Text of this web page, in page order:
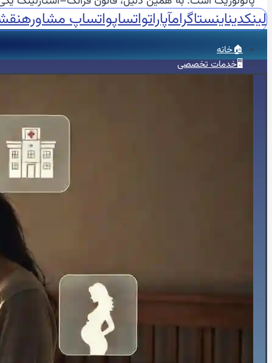
لینکدیناینستاگرامآپاراتواتساپواتساپ مشاوره
🏠خانه
🖥️خدمات تخصصی
🫀اکوکاردیوگرافی
💉آنژیوگرافی